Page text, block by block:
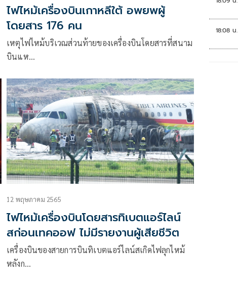
ไฟไหม้เครื่องบินเกาหลีใต้ อพยพผู้
โดยสาร 176 คน
เหตุไฟไหม้บริเวณส่วนท้ายของเครื่องบินโดยสารที่สนาม
บินแห…
12 พฤษภาคม 2565
ไฟไหม้เครื่องบินโดยสารทิเบตแอร์ไลน์
สก่อนเทคออฟ ไม่มีรายงานผู้เสียชีวิต
เครื่องบินของสายการบินทิเบตแอร์ไลน์สเกิดไฟลุกไหม้
หลังก…
18:08 น.